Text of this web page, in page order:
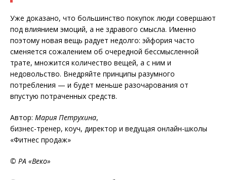
Уже доказано, что большинство покупок люди совершают
под влиянием эмоций, а не здравого смысла. Именно
поэтому новая вещь радует недолго: эйфория часто
сменяется сожалением об очередной бессмысленной
трате, множится количество вещей, а с ним и
недовольство. Внедряйте принципы разумного
потребления — и будет меньше разочарования от
впустую потраченных средств.
Автор: Мария Петрухина,
бизнес-тренер, коуч, директор и ведущая онлайн-школы
«Фитнес продаж»
© РА «Веко»